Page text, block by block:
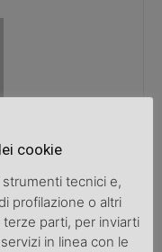
cookie
tecnici e,
profilazione o altri
parti, per inviarti
in linea con le